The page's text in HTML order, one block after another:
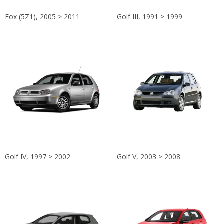
Fox (5Z1), 2005 > 2011 Golf III, 1991 > 1999
Golf IV, 1997 > 2002 Golf V, 2003 > 2008